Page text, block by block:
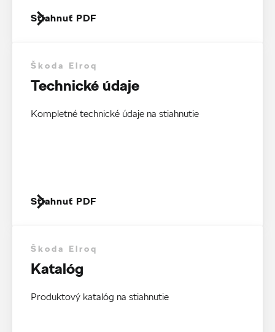
Stiahnuť PDF
Škoda Elroq
Technické údaje
Kompletné technické údaje na stiahnutie
Stiahnuť PDF
Škoda Elroq
Katalóg
Produktový katalóg na stiahnutie